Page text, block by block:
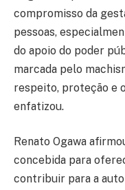
compromisso da
pessoas,
do apoio do poder
marcada pelo
respeito, proteção e
enfatizou.
Renato Ogawa
concebida para
contribuir para a